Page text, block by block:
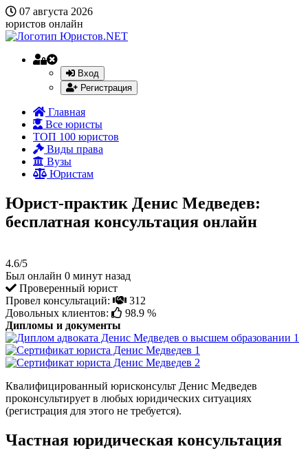
07 августа 2026
юристов онлайн
Вход
Регистрация
Главная
Все юристы
ТОП 100 юристов
Виды права
Вузы
Юристам
Юрист-практик Денис Медведев:
бесплатная консультация онлайн
4.6/5
Был онлайн 0 минут назад
Проверенный юрист
Провел консультаций:
312
Довольных клиентов:
98.9 %
Дипломы и документы
Квалифицированный юрисконсульт Денис Медведев
проконсультирует в любых юридических ситуациях
(регистрация для этого не требуется).
Частная юридическая консультация